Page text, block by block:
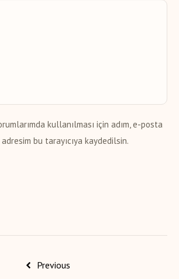
kullanılması için adım, e-posta
bu tarayıcıya kaydedilsin.
Previous